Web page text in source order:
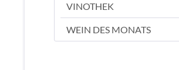
VINOTHEK
WEIN DES MONATS